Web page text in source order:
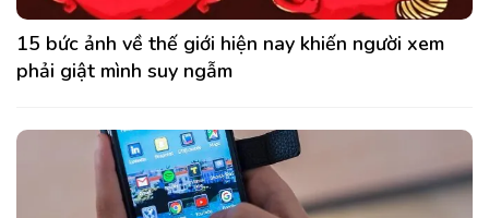
15 bức ảnh về thế giới hiện nay khiến người xem
phải giật mình suy ngẫm